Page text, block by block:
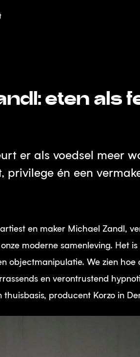
eten als
er als voedsel meer
privilege én een
en maker Michael Zandl,
moderne samenleving. Het
objectmanipulatie. We zien hoe
en verontrustend
producent Korzo in